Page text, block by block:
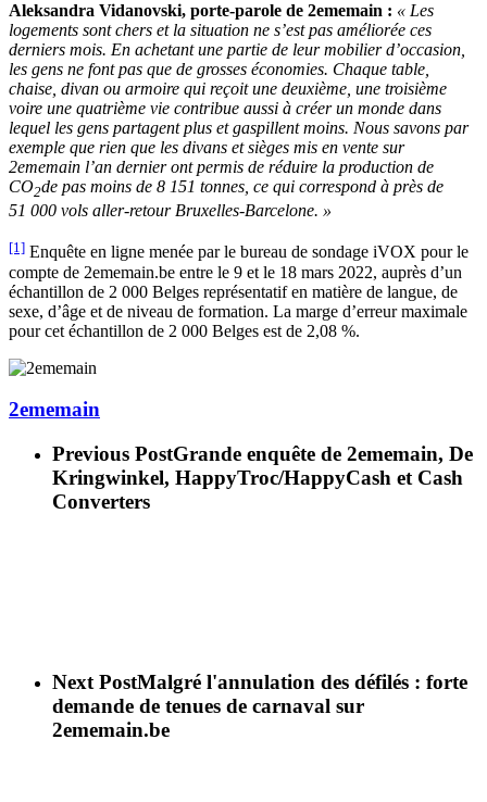
Aleksandra Vidanovski, porte-parole de 2ememain : « Les
logements sont chers et la situation ne s’est pas améliorée ces
derniers mois. En achetant une partie de leur mobilier d’occasion,
les gens ne font pas que de grosses économies. Chaque table,
chaise, divan ou armoire qui reçoit une deuxième, une troisième
voire une quatrième vie contribue aussi à créer un monde dans
lequel les gens partagent plus et gaspillent moins. Nous savons par
exemple que rien que les divans et sièges mis en vente sur
2ememain l’an dernier ont permis de réduire la production de
CO2de pas moins de 8 151 tonnes, ce qui correspond à près de
51 000 vols aller-retour Bruxelles-Barcelone. »
[1] Enquête en ligne menée par le bureau de sondage iVOX pour le
compte de 2ememain.be entre le 9 et le 18 mars 2022, auprès d’un
échantillon de 2 000 Belges représentatif en matière de langue, de
sexe, d’âge et de niveau de formation. La marge d’erreur maximale
pour cet échantillon de 2 000 Belges est de 2,08 %.
2ememain
Previous PostGrande enquête de 2ememain, De
Kringwinkel, HappyTroc/HappyCash et Cash
Converters
Next PostMalgré l'annulation des défilés : forte
demande de tenues de carnaval sur
2ememain.be